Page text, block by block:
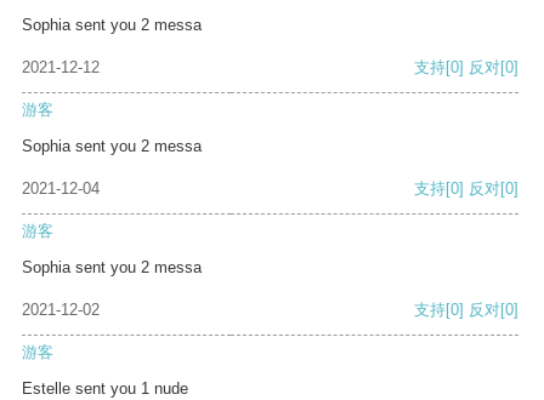
Sophia sent you 2 messa
2021-12-12 支持[0] 反对[0]
游客
Sophia sent you 2 messa
2021-12-04 支持[0] 反对[0]
游客
Sophia sent you 2 messa
2021-12-02 支持[0] 反对[0]
游客
Estelle sent you 1 nude